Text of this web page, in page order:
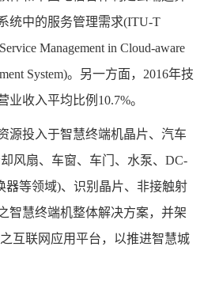
统中的服务管理需求(ITU-T
Management in Cloud-aware
System)。另一方面，2016年技
收入平均比例10.7%。
源投入于智慧终端机晶片、汽车
风扇、车窗、车门、水泵、DC-
器等领域)、识别晶片、非接触射
智慧终端机整体解决方案，并架
互联网应用平台，以推进智慧城